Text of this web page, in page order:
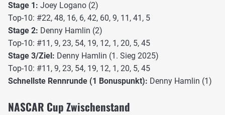
Stage 1: Joey Logano (2)
Top-10: #22, 48, 16, 6, 42, 60, 9, 11, 41, 5
Stage 2: Denny Hamlin (2)
Top-10: #11, 9, 23, 54, 19, 12, 1, 20, 5, 45
Stage 3/Ziel: Denny Hamlin (1. Sieg 2025)
Top-10: #11, 9, 23, 54, 19, 12, 1, 20, 5, 45
Schnellste Rennrunde (1 Bonuspunkt): Denny Hamlin (1)
NASCAR Cup Zwischenstand